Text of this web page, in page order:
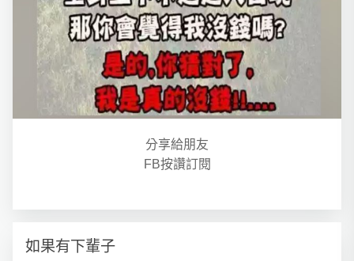
分享給朋友
FB按讚訂閱
如果有下輩子